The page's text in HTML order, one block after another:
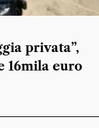
privata”,
16mila euro